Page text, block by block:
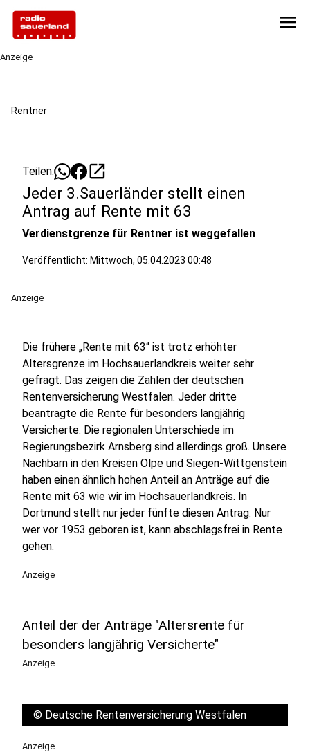
menu
Anzeige
Rentner
Teilen: open_in_new
Jeder 3.Sauerländer stellt einen
Antrag auf Rente mit 63
Verdienstgrenze für Rentner ist weggefallen
Veröffentlicht: Mittwoch, 05.04.2023 00:48
Anzeige
Die frühere „Rente mit 63“ ist trotz erhöhter
Altersgrenze im Hochsauerlandkreis weiter sehr
gefragt. Das zeigen die Zahlen der deutschen
Rentenversicherung Westfalen. Jeder dritte
beantragte die Rente für besonders langjährig
Versicherte. Die regionalen Unterschiede im
Regierungsbezirk Arnsberg sind allerdings groß. Unsere
Nachbarn in den Kreisen Olpe und Siegen-Wittgenstein
haben einen ähnlich hohen Anteil an Anträge auf die
Rente mit 63 wie wir im Hochsauerlandkreis. In
Dortmund stellt nur jeder fünfte diesen Antrag. Nur
wer vor 1953 geboren ist, kann abschlagsfrei in Rente
gehen.
Anzeige
Anteil der der Anträge "Altersrente für
besonders langjährig Versicherte"
Anzeige
© Deutsche Rentenversicherung Westfalen
Anzeige